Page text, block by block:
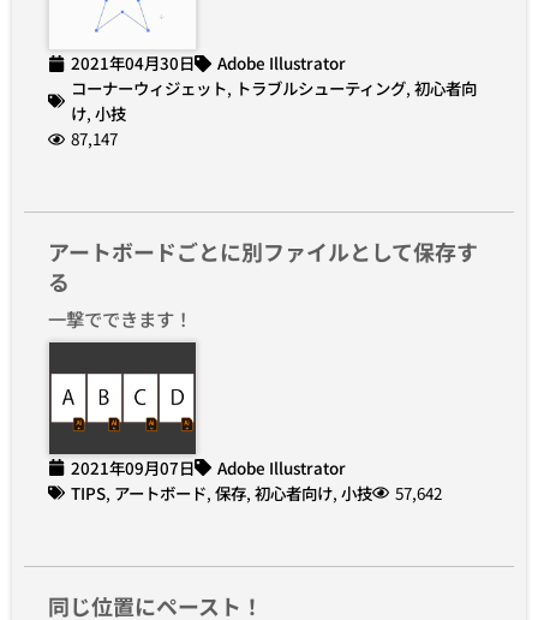
2021年04月30日
Adobe Illustrator
コーナーウィジェット, トラブルシューティング, 初心者向
け, 小技
87,147
アートボードごとに別ファイルとして保存す
る
一撃でできます！
2021年09月07日
Adobe Illustrator
TIPS, アートボード, 保存, 初心者向け, 小技 57,642
同じ位置にペースト！